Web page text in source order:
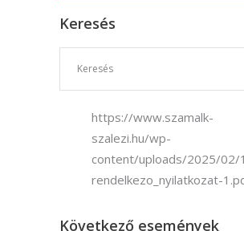
Keresés
https://www.szamalk-
szalezi.hu/wp-
content/uploads/2025/02/
rendelkezo_nyilatkozat-
Következő események